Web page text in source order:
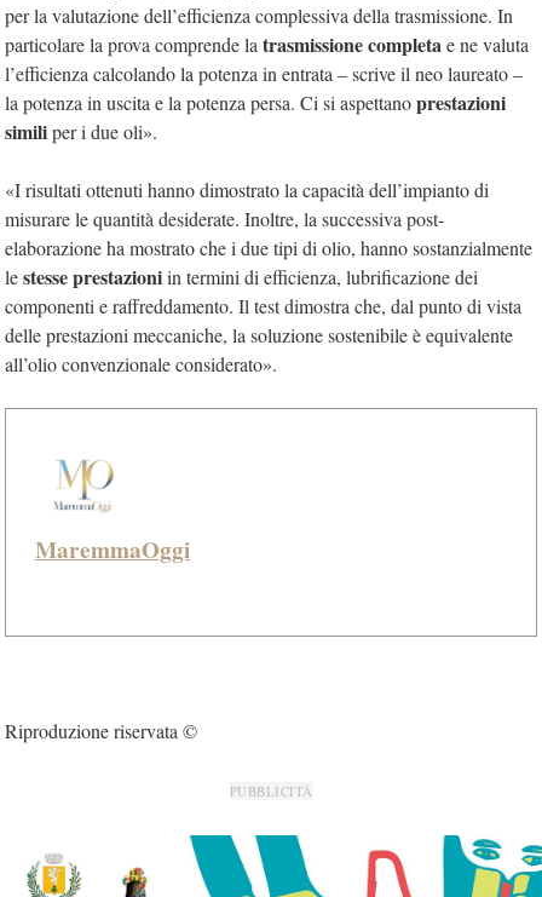
per la valutazione dell’efficienza complessiva della trasmissione. In
particolare la prova comprende la trasmissione completae ne valuta
l’efficienza calcolando la potenza in entrata – scrive il neo laureato –
la potenza in uscita e la potenza persa. Ci si aspettanoprestazioni
similiper i due oli».
«I risultati ottenuti hanno dimostrato la capacità dell’impianto di
misurare le quantità desiderate. Inoltre, la successiva post-
elaborazione ha mostrato che i due tipi di olio, hanno sostanzialmente
lestesse prestazioniin termini di efficienza, lubrificazione dei
componenti e raffreddamento. Il test dimostra che, dal punto di vista
delle prestazioni meccaniche, la soluzione sostenibile è equivalente
all’olio convenzionale considerato».
MaremmaOggi
Riproduzione riservata ©
PUBBLICITÀ